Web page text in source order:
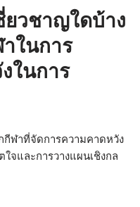
ยวชาญใดบ้าง
ในการ
ในการ
กีฬาที่จัดการความคาดหวัง
จและการวางแผนเชิงกล